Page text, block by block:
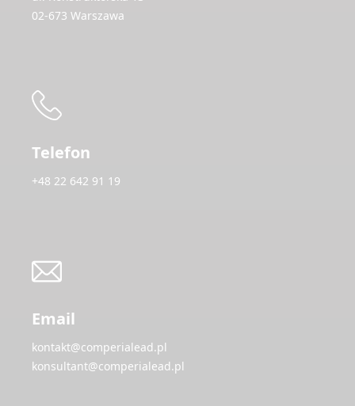
02-673 Warszawa
Telefon
+48 22 642 91 19
Email
kontakt@comperialead.pl
konsultant@comperialead.pl